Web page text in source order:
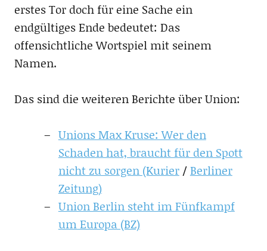
erstes Tor doch für eine Sache ein
endgültiges Ende bedeutet: Das
offensichtliche Wortspiel mit seinem
Namen.
Das sind die weiteren Berichte über Union:
Unions Max Kruse: Wer den
Schaden hat, braucht für den Spott
nicht zu sorgen (Kurier/Berliner
Zeitung)
Union Berlin steht im Fünfkampf
um Europa (BZ)